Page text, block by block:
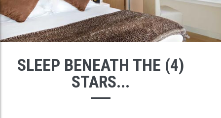
SLEEP BENEATH THE (4)
STARS...